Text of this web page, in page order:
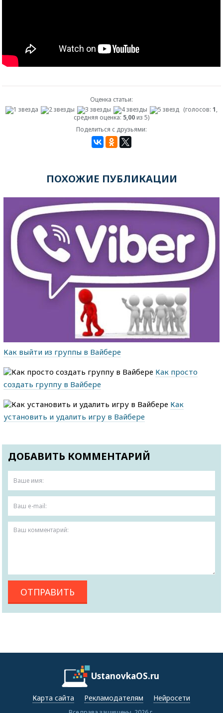
Оценка статьи:
(голосов: 1,
средняя оценка: 5,00 из 5)
Поделиться с друзьями:
ПОХОЖИЕ ПУБЛИКАЦИИ
Как выйти из группы в Вайбере
Как просто
создать группу в Вайбере
Как
установить и удалить игру в Вайбере
ДОБАВИТЬ КОММЕНТАРИЙ
UstanovkaOS.ru
Карта сайта Рекламодателям Нейросети